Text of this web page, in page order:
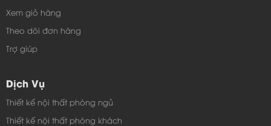
Xem giỏ hàng
Theo dõi đơn hàng
Trợ giúp
Dịch Vụ
Thiết kế nội thất phòng ngủ
Thiết kế nội thất phòng khách